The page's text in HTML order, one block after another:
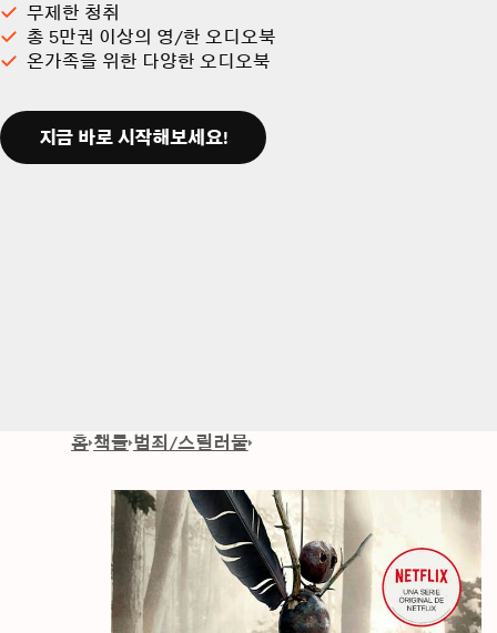
무제한 청취
총 5만권 이상의 영/한 오디오북
온가족을 위한 다양한 오디오북
지금 바로 시작해보세요!
홈 책들 범죄/스릴러물